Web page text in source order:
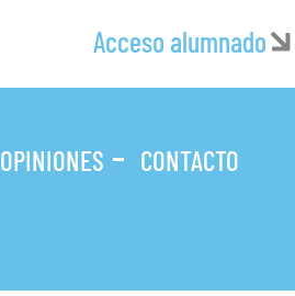
Acceso alumnado
OPINIONES CONTACTO